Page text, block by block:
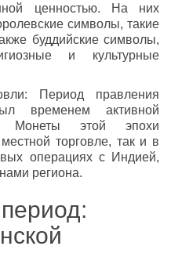
ценностью. На них
символы, такие
буддийские символы,
и культурные
Период правления
временем активной
Монеты этой эпохи
торговле, так и в
операциях с Индией,
региона.